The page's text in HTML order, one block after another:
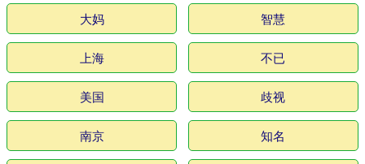
大妈 智慧
上海 不已
美国 歧视
南京 知名